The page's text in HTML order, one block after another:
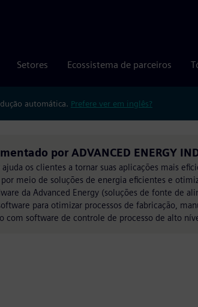
Setores Ecossistema de parceiros
automática. Prefere ver em inglês?
por ADVANCED ENERGY
ajuda os clientes a tornar suas aplicações mais
meio de soluções de energia eficientes e
da Advanced Energy (soluções de fonte de
para otimizar processos de fabricação,
com software de controle de processo de alto